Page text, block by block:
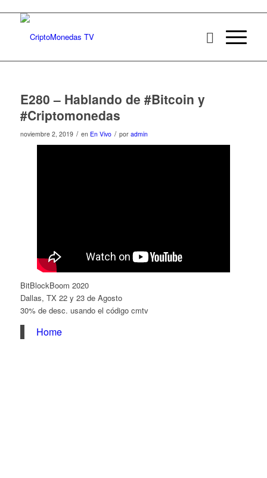
E280 – Hablando de #Bitcoin y
#Criptomonedas
noviembre 2, 2019 / en En Vivo / por admin
BitBlockBoom 2020
Dallas, TX 22 y 23 de Agosto
30% de desc. usando el código cmtv
Home